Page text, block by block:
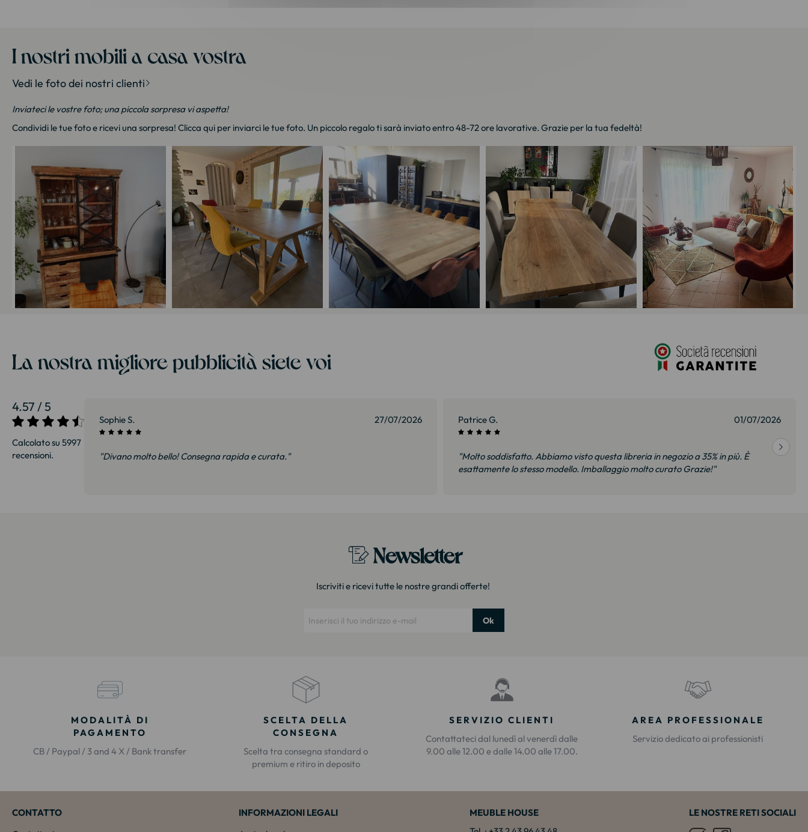
I nostri mobili a casa vostra
Vedi le foto dei nostri clienti
Inviateci le vostre foto; una piccola sorpresa vi aspetta!
Condividi le tue foto e ricevi una sorpresa! Clicca qui per inviarci le tue foto. Un piccolo regalo ti sarà inviato entro 48-72 ore lavorative. Grazie per la tua fedeltà!
La nostra migliore pubblicità siete voi
4.57 / 5
Calcolato su 5997
recensioni.
27/07/2026
e soprattutto
Sophie S. 27/07/2026
"Divano molto bello! Consegna rapida e curata."
Patrice G. 01/07/2026
"Molto soddisfatto. Abbiamo visto questa libreria in negozio a 35% in più. È
esattamente lo stesso modello. Imballaggio molto curato Grazie!"
Newsletter
Iscriviti e ricevi tutte le nostre grandi offerte!
Ok
MODALITÀ DI
PAGAMENTO
CB / Paypal / 3 and 4 X / Bank transfer
SCELTA DELLA
CONSEGNA
Scelta tra consegna standard o
premium e ritiro in deposito
SERVIZIO CLIENTI
Contattateci dal lunedì al venerdì dalle
9.00 alle 12.00 e dalle 14.00 alle 17.00.
AREA PROFESSIONALE
Servizio dedicato ai professionisti
CONTATTO
INFORMAZIONI LEGALI
MEUBLE HOUSE
LE NOSTRE RETI SOCIALI